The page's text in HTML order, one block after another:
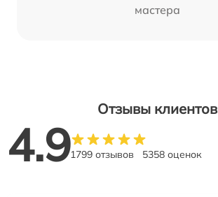
мастера
Отзывы клиентов
4.91799 отзывов 5358 оценок